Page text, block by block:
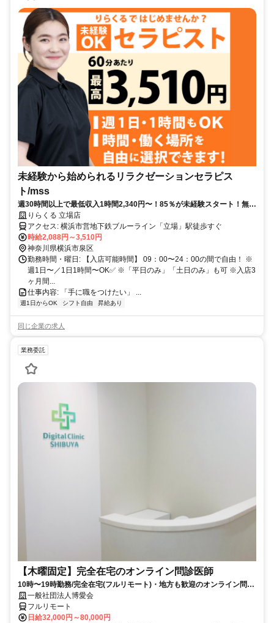
未経験から始められるリラクゼーションセラピス
ト/mss
週30時間以上で最低収入1時間2,340円〜！85％が未経験スタート！無料
トレで一生モノの技術を習得✅好きな時間に収入を得られます⏰【神奈
川県横浜市泉区中田北】
りらくる 立場店
アクセス: 横浜市営地下鉄ブルーライン「立場」駅徒歩すぐ
時給2,088円～3,510円
神奈川県横浜市泉区
勤務時間・曜日: 【入店可能時間】 09：00〜24：00の間で自由！ ※
週1日〜／1日1時間〜OK✅ ※「平日のみ」「土日のみ」も可 ※入店3
ヶ月間...
仕事内容: 「手に職をつけたい」 ...
週1日からOK シフト自由 昇給あり
同じ企業の求人
業務委託
【木曜固定】完全在宅のオンライン問診医師
10時〜19時勤務/完全在宅(フルリモート)・地方も歓迎のオンライン問診
業務一般社団法人博愛会
フルリモート
日給32,000円～80,000円